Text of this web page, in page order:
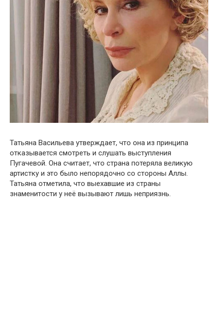
Татьяна Васильева утверждает, что она из принципа
отказывается смотреть и слушать выступления
Пугачевой. Она считает, что страна потеряла великую
артистку и это было непорядочно со стороны Аллы.
Татьяна отметила, что выехавшие из страны
знаменитости у неё вызывают лишь неприязнь.